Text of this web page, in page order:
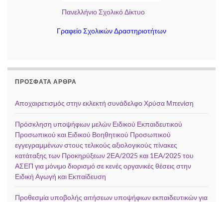
Πανελλήνιο Σχολικό Δίκτυο
Γραφείο Σχολικών Δραστηριοτήτων
ΠΡΌΣΦΑΤΑ ΆΡΘΡΑ
Αποχαιρετισμός στην εκλεκτή συνάδελφο Χρύσα Μπενίση
Πρόσκληση υποψήφιων μελών Ειδικού Εκπαιδευτικού
Προσωπικού και Ειδικού Βοηθητικού Προσωπικού
εγγεγραμμένων στους τελικούς αξιολογικούς πίνακες
κατάταξης των Προκηρύξεων 2ΕΑ/2025 και 1ΕΑ/2025 του
ΑΣΕΠ για μόνιμο διορισμό σε κενές οργανικές θέσεις στην
Ειδική Αγωγή και Εκπαίδευση
Προθεσμία υποβολής αιτήσεων υποψήφιων εκπαιδευτικών για